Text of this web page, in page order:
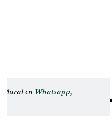
Plural en Whatsapp,